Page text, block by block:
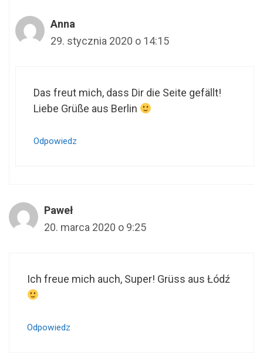
Anna
29. stycznia 2020 o 14:15
Das freut mich, dass Dir die Seite gefällt!
Liebe Grüße aus Berlin
Odpowiedz
Paweł
20. marca 2020 o 9:25
Ich freue mich auch, Super! Grüss aus Łódź
Odpowiedz